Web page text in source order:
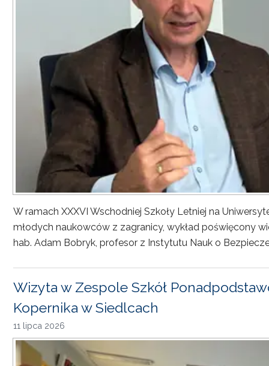
W ramach XXXVI Wschodniej Szkoły Letniej na
młodych naukowców z zagranicy, wykład poświęcony
hab. Adam Bobryk, profesor z Instytutu Nauk o
Wizyta w Zespole Szkół
Kopernika w Siedlcach
11 lipca 2026